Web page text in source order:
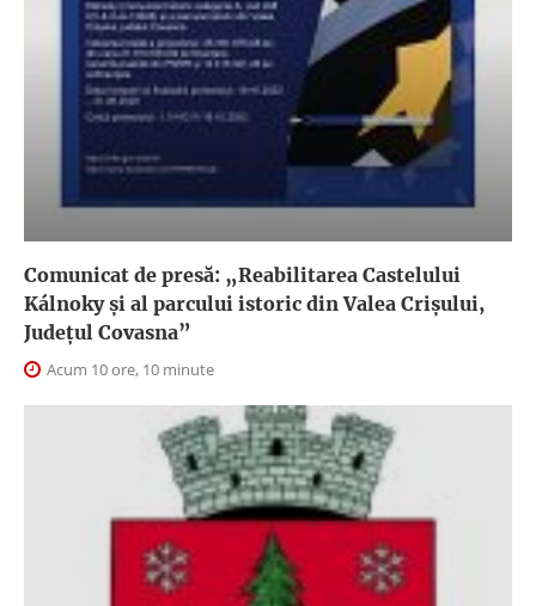
Comunicat de presă: „Reabilitarea Castelului
Kálnoky și al parcului istoric din Valea Crișului,
Județul Covasna”
Acum 10 ore, 10 minute